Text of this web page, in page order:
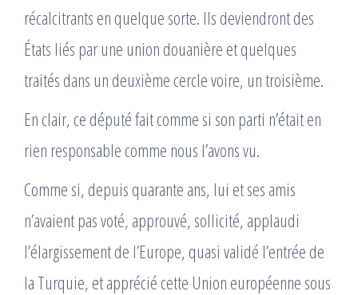
récalcitrants en quelque sorte. Ils deviendront des
États liés par une union douanière et quelques
traités dans un deuxième cercle voire, un troisième.
En clair, ce député fait comme si son parti n’était en
rien responsable comme nous l’avons vu.
Comme si, depuis quarante ans, lui et ses amis
n’avaient pas voté, approuvé, sollicité, applaudi
l’élargissement de l’Europe, quasi validé l’entrée de
la Turquie, et apprécié cette Union européenne sous